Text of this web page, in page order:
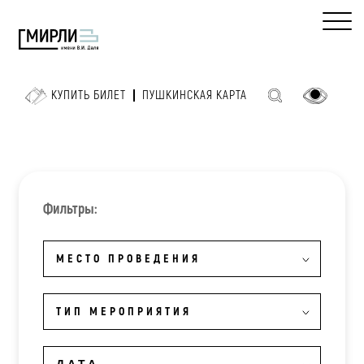
КУПИТЬ БИЛЕТ ПУШКИНСКАЯ КАРТА
Фильтры:
МЕСТО ПРОВЕДЕНИЯ
ТИП МЕРОПРИЯТИЯ